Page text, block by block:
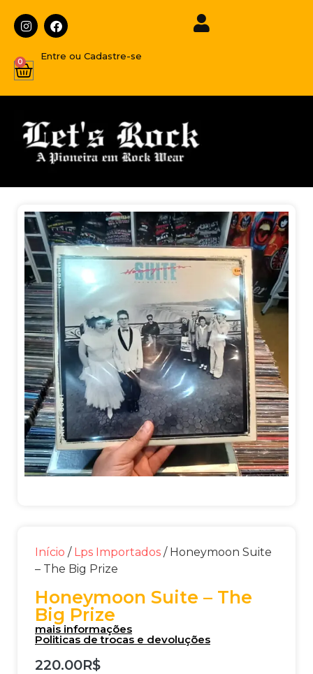
Entre ou Cadastre-se
0
Início / Lps Importados / Honeymoon Suite
– The Big Prize
Honeymoon Suite – The
Big Prize
mais informações
Politicas de trocas e devoluções
220.00R$